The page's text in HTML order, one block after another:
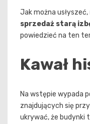
Jak można usłyszeć,
sprzedaż starą
powiedzieć na ten
Kawał
Na wstępie wypada
znajdujących się
ukrywać, że budynki